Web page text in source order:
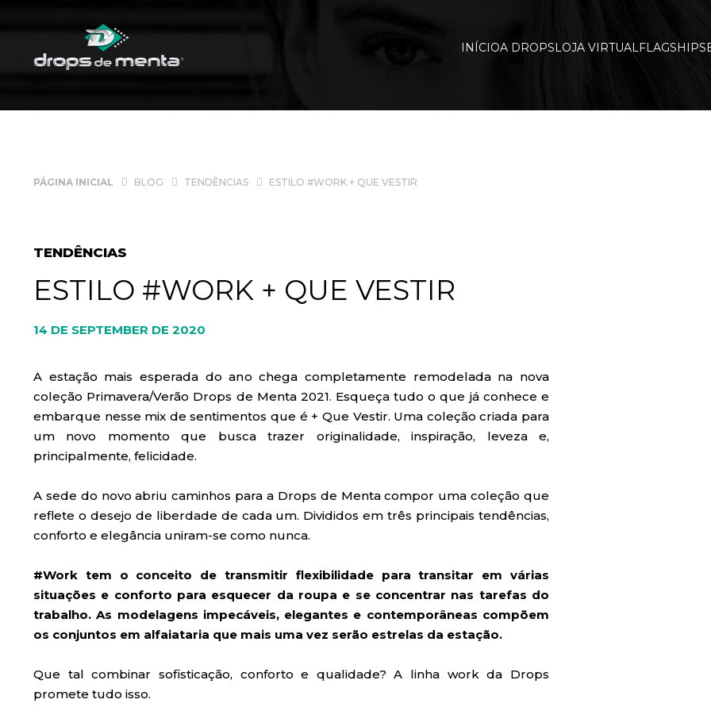
INÍCIOA DROPSLOJA VIRTUALFLAGSHIP
PÁGINA INICIAL BLOG TENDÊNCIAS ESTILO #WORK + QUE VESTIR
TENDÊNCIAS
ESTILO #WORK + QUE VESTIR
14 DE SEPTEMBER DE 2020
A estação mais esperada do ano chega completamente remodelada na nova
coleção Primavera/Verão Drops de Menta 2021. Esqueça tudo o que já conhece e
embarque nesse mix de sentimentos que é + Que Vestir. Uma coleção criada para
um novo momento que busca trazer originalidade, inspiração, leveza e,
principalmente, felicidade.
A sede do novo abriu caminhos para a Drops de Menta compor uma coleção que
reflete o desejo de liberdade de cada um. Divididos em três principais tendências,
conforto e elegância uniram-se como nunca.
#Work tem o conceito de transmitir flexibilidade para transitar em várias
situações e conforto para esquecer da roupa e se concentrar nas tarefas do
trabalho. As modelagens impecáveis, elegantes e contemporâneas compõem
os conjuntos em alfaiataria que mais uma vez serão estrelas da estação.
Que tal combinar sofisticação, conforto e qualidade? A linha work da Drops
promete tudo isso.